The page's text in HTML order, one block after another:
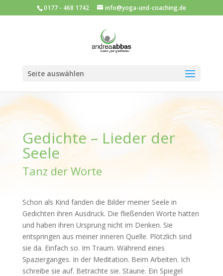
0177 - 468 1742 info@yoga-und-coaching.de
Seite auswählen
Gedichte – Lieder der
Seele
Tanz der Worte
Schon als Kind fanden die Bilder meiner Seele in
Gedichten ihren Ausdruck. Die fließenden Worte hatten
und haben ihren Ursprung nicht im Denken. Sie
entspringen aus meiner inneren Quelle. Plötzlich sind
sie da. Einfach so. Im Traum. Während eines
Spazierganges. In der Meditation. Beim Arbeiten. Ich
schreibe sie auf. Betrachte sie. Staune. Ein Spiegel